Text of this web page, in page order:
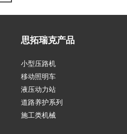
思拓瑞克产品
小型压路机
移动照明车
液压动力站
道路养护系列
施工类机械